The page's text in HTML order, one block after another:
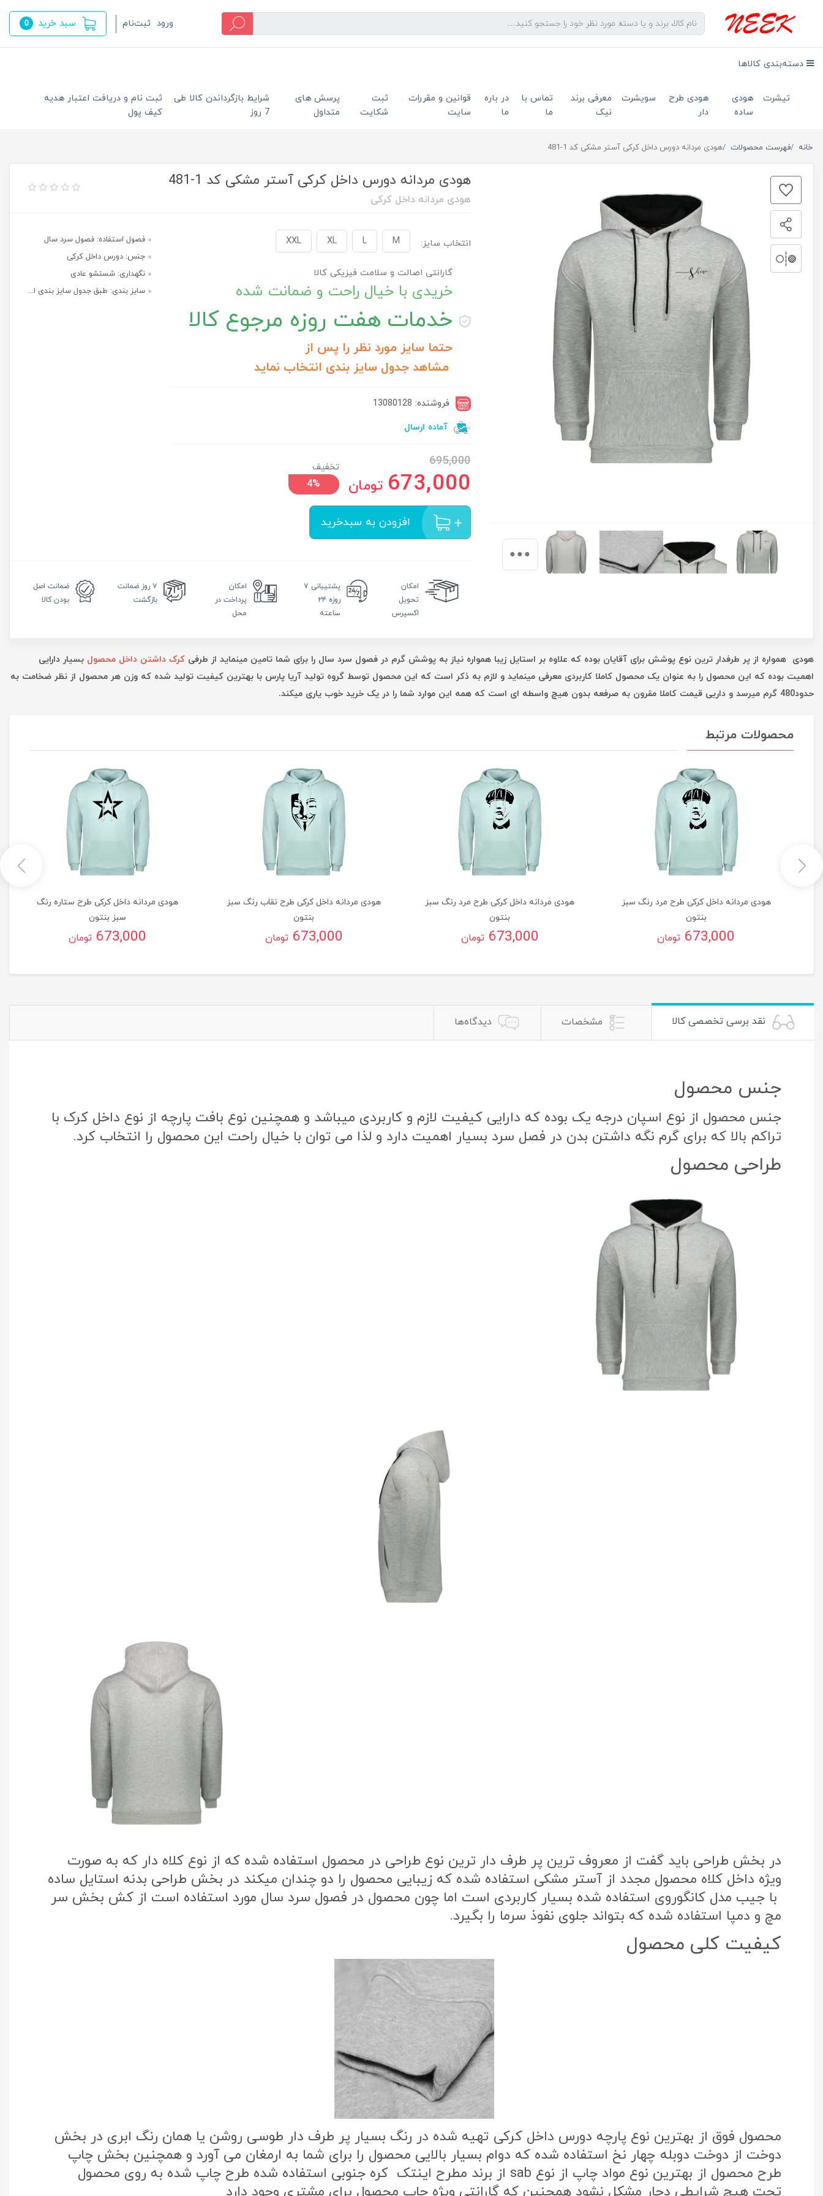
ورود ثبت‌نام سبد خرید 0
دسته‌بندی کالاها
تیشرت
هودی
ساده
هودی طرح
دار
سویشرت
معرفی برند
نیک
تماس با
ما
در باره
ما
قوانین و مقررات
سایت
ثبت
شکایت
پرسش های
متداول
شرایط بازگرداندن کالا طی
7 روز
ثبت نام و دریافت اعتبار هدیه
کیف پول
خانه فهرست محصولات هودی مردانه دورس داخل کرکی آستر مشکی کد 1-481
هودی مردانه دورس داخل کرکی آستر مشکی کد 1-481
هودی مردانه داخل کرکی
انتخاب سایز: M
L
XL
XXL
گارانتی اصالت و سلامت فیزیکی کالا
خریدی با خیال راحت و ضمانت شده
خدمات هفت روزه مرجوع کالا
حتما سایز مورد نظر را پس از
مشاهد جدول سایز بندی انتخاب نماید
فروشنده: 13080128
آماده ارسال
695,000
673,000 تومان
تخفیف
4%
افزودن به سبدخرید
فصول استفاده: فصول سرد سال
جنس: دورس داخل کرکی
نگهداری: شستشو عادی
سایز بندی: طبق جدول سایز بندی ا...
امکان
تحویل
اکسپرس
پشتیبانی ۷
روزه ۲۴
ساعته
امکان
پرداخت در
محل
۷ روز
ضمانت
بازگشت
ضمانت اصل
بودن کالا
هودی همواره از پر طرفدار ترین نوع پوشش برای آقایان بوده که علاوه بر استایل زیبا همواره نیاز به پوشش گرم در فصول سرد سال را برای شما تامین مینماید از طرفی کرک داشتن داخل محصول بسیار دارایی
اهمیت بوده که این محصول را به عنوان یک محصول کاملا کاربردی معرفی مینماید و لازم به ذکر است که این محصول توسط گروه تولید آریا پارس با بهترین کیفیت تولید شده که وزن هر محصول از نظر ضخامت به
حدود480 گرم میرسد و داریی قیمت کاملا مقرون به صرفعه بدون هیچ واسطه ای است که همه این موارد شما را در یک خرید خوب یاری میکند.
محصولات مرتبط
هودی مردانه داخل کرکی طرح مرد رنگ سبز
بنتون
673,000 تومان
هودی مردانه داخل کرکی طرح مرد رنگ سبز
بنتون
673,000 تومان
هودی مردانه داخل کرکی طرح نقاب رنگ سبز
بنتون
673,000 تومان
هودی مردانه داخل کرکی طرح ستاره رنگ
سبز بنتون
673,000 تومان
نقد برسی تخصصی کالا مشخصات دیدگاه‌ها
جنس محصول
جنس محصول از نوع اسپان درجه یک بوده که دارایی کیفیت لازم و کاربردی میباشد و همچنین نوع بافت پارچه از نوع داخل کرک با
تراکم بالا که برای گرم نگه داشتن بدن در فصل سرد بسیار اهمیت دارد و لذا می توان با خیال راحت این محصول را انتخاب کرد.
طراحی محصول
در بخش طراحی باید گفت از معروف ترین پر طرف دار ترین نوع طراحی در محصول استفاده شده که از نوع کلاه دار که به صورت
ویژه داخل کلاه محصول مجدد از آستر مشکی استفاده شده که زیبایی محصول را دو چندان میکند در بخش طراحی بدنه استایل ساده
با جیب مدل کانگوروی استفاده شده بسیار کاربردی است اما چون محصول در فصول سرد سال مورد استفاده است از کش بخش سر
مچ و دمپا استفاده شده که بتواند جلوی نفوذ سرما را بگیرد.
کیفیت کلی محصول
محصول فوق از بهترین نوع پارچه دورس داخل کرکی تهیه شده در رنگ بسیار پر طرف دار طوسی روشن یا همان رنگ ابری در بخش
دوخت از دوخت دوبله چهار نخ استفاده شده که دوام بسیار بالایی محصول را برای شما به ارمغان می آورد و همچنین بخش چاپ
طرح محصول از بهترین نوع مواد چاپ از نوع sab از برند مطرح اینتک کره جنوبی استفاده شده طرح چاپ شده به روی محصول
تحت هیچ شرایطی دچار مشکل نشود همچنین که گارانتی ویژه چاپ محصول برای مشتری وجود دارد